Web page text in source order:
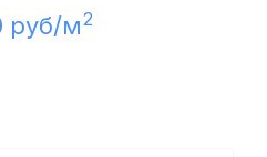
руб/м2